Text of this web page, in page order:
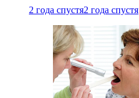
2 года спустя2 года спустя